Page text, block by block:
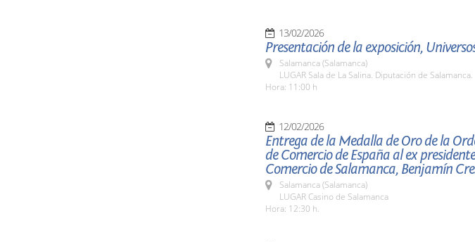
13/02/2026
Presentación de la exposición,
Salamanca (Salamanca)
LUGAR Sala de La Salina. Diputación de Salamanca.
Hora: 11:00 h
12/02/2026
Entrega de la Medalla de Oro de la
de Comercio de España al ex
Comercio de Salamanca, Benjamín
Salamanca (Salamanca)
LUGAR Casino de Salamanca
Hora: 12:30 h.